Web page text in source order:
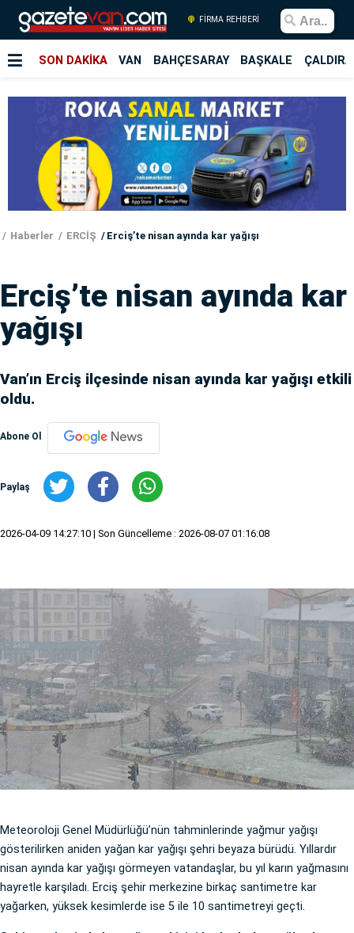
FİRMA REHBERİ
SON DAKİKA VAN BAHÇESARAY BAŞKALE
Haberler ERCİŞ Erciş’te nisan ayında kar yağışı
Erciş’te nisan ayında kar
yağışı
Van’ın Erciş ilçesinde nisan ayında kar yağışı etkili
oldu.
Abone Ol
Paylaş
2026-04-09 14:27:10 | Son Güncelleme : 2026-08-07 01:16:08
Meteoroloji Genel Müdürlüğü’nün tahminlerinde yağmur yağışı
gösterilirken aniden yağan kar yağışı şehri beyaza bürüdü. Yıllardır
nisan ayında kar yağışı görmeyen vatandaşlar, bu yıl karın yağmasını
hayretle karşıladı. Erciş şehir merkezine birkaç santimetre kar
yağarken, yüksek kesimlerde ise 5 ile 10 santimetreyi geçti.